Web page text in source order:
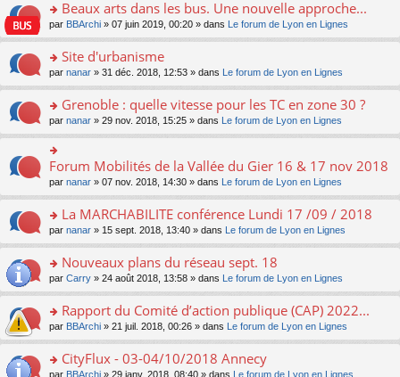
c
e
nt
le
pl
u
ré
c
e
nt
n
n
le
pl
u
ré
c
e
nt
a
g
e
n
n
le
pl
u
s
ré
c
e
nt
m
e
a
g
e
n
n
le
pl
u
s
c
e
nt
ult
er
le
m
e
a
g
e
n
o
lu
pl
u
s
c
e
nt
o
n
ult
er
le
m
e
s
g
e
n
o
lu
pl
u
s
c
e
nt
Beaux arts dans les bus. Une nouvelle approche...
par BBArchi » 07 juin 2019, 00:20 » dans Le forum de Lyon en Lignes
o
n
ult
er
le
m
e
s
g
e
n
o
lu
pl
u
s
c
Site d'urbanisme
par nanar » 31 déc. 2018, 12:53 » dans Le forum de Lyon en Lignes
o
n
s
ult
er
le
m
e
s
g
e
n
o
lu
pl
u
Grenoble : quelle vitesse pour les TC en zone 30 ?
par nanar » 29 nov. 2018, 15:25 » dans Le forum de Lyon en Lignes
o
n
er
le
m
e
s
a
g
e
n
n
Forum Mobilités de la Vallée du Gier 16 & 17 nov 2018
par nanar » 07 nov. 2018, 14:30 » dans Le forum de Lyon en Lignes
o
n
ult
er
le
m
e
a
La MARCHABILITE conférence Lundi 17 /09 / 2018
par nanar » 15 sept. 2018, 13:40 » dans Le forum de Lyon en Lignes
o
n
ult
er
le
m
e
Nouveaux plans du réseau sept. 18
par Carry » 24 août 2018, 13:58 » dans Le forum de Lyon en Lignes
o
n
ult
Rapport du Comité d’action publique (CAP) 2022...
par BBArchi » 21 juil. 2018, 00:26 » dans Le forum de Lyon en Lignes
o
CityFlux - 03-04/10/2018 Annecy
par BBArchi » 29 janv. 2018, 08:40 » dans Le forum de Lyon en Lignes